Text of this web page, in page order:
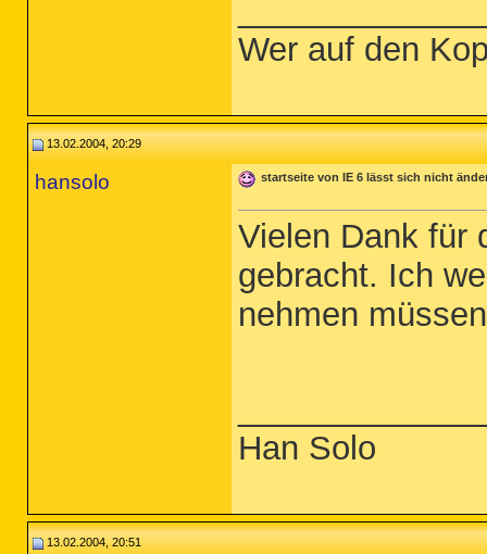
Wer auf den
13.02.2004, 20:29
hansolo startseite von IE 6 lässt sich nicht
Vielen Dank für
gebracht. Ich
nehmen
Han Solo
13.02.2004, 20:51